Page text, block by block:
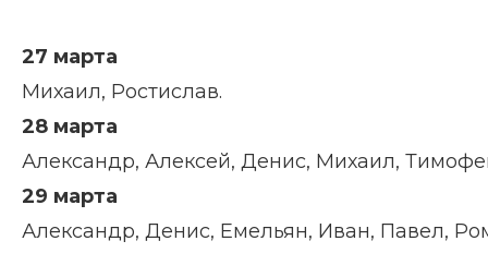
27 марта
Михаил, Ростислав.
28 марта
Александр, Алексей, Денис, Михаил,
29 марта
Александр, Денис, Емельян, Иван, Павел,